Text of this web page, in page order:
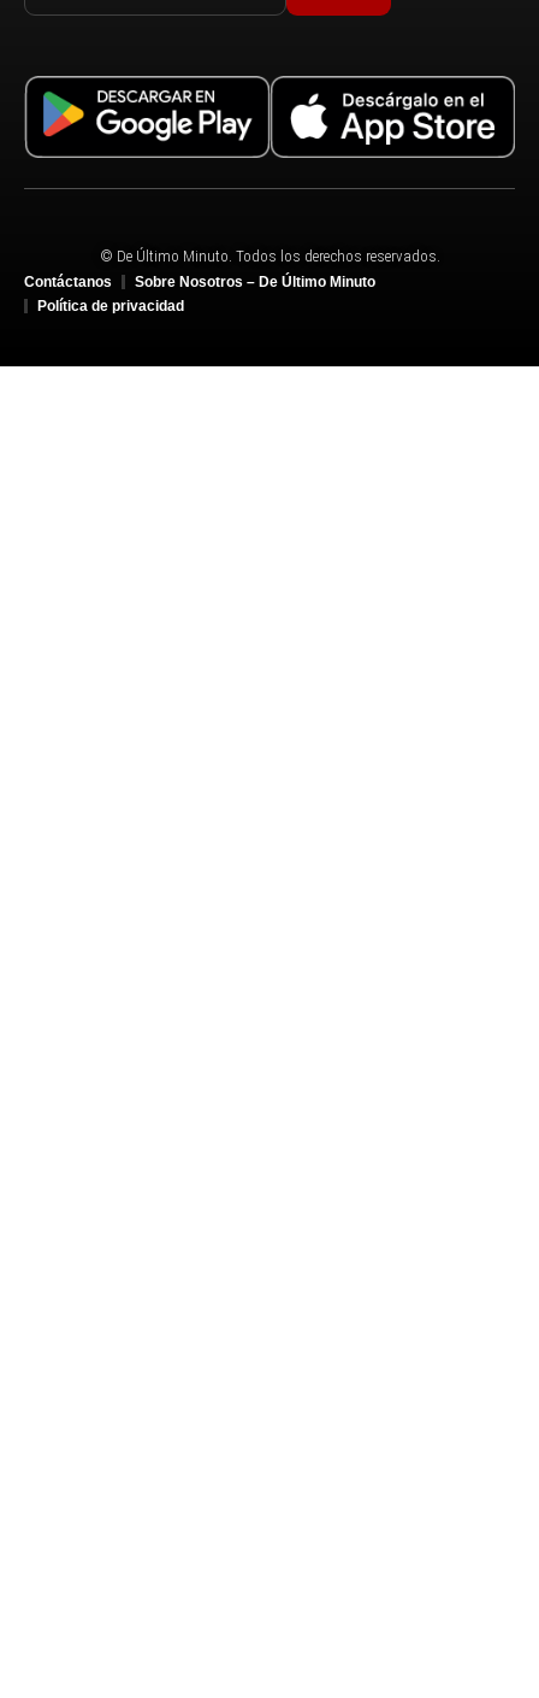
© De Último Minuto. Todos los derechos reservados.
Contáctanos
Sobre Nosotros – De Último Minuto
Política de privacidad